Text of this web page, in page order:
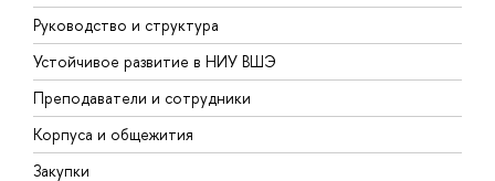
Руководство и структура
Устойчивое развитие в НИУ ВШЭ
Преподаватели и сотрудники
Корпуса и общежития
Закупки